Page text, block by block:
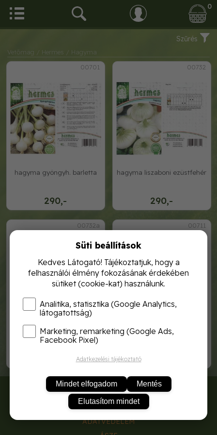
0
Szűrés
Vetőmag / Hermes
/ Hagyma
00701
290,-
hagyma gyöngyh. barletta
00732
290,-
hagyma liszaboni ezüstfehér
00732a
hagyma makói bronz
00711
hagyma sonkahagyma
RÓLUNK
SZÁLLÍTÁSI DÍJAK
ADATVÉDELEM
Süti beállítások
Kedves Látogató! Tájékoztatjuk, hogy a
felhasználói élmény fokozásának érdekében
sütiket (cookie-kat) használunk.
Analitika, statisztika (Google Analytics,
látogatottság)
Marketing, remarketing (Google Ads,
Facebook Pixel)
Adatkezelési tájékoztató
Mindet elfogadom Mentés
Elutasítom mindet